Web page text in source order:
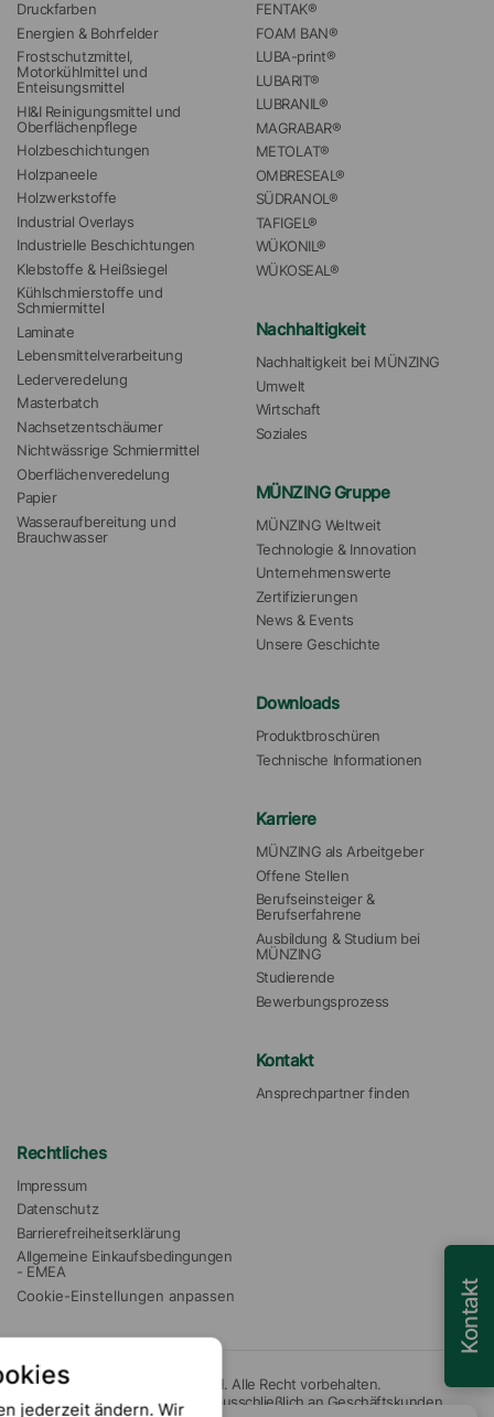
Druckfarben
Energien & Bohrfelder
Frostschutzmittel,
Motorkühlmittel und
Enteisungsmittel
HI&I Reinigungsmittel und
Oberflächenpflege
Holzbeschichtungen
Holzpaneele
Holzwerkstoffe
Industrial Overlays
Industrielle Beschichtungen
Klebstoffe & Heißsiegel
Kühlschmierstoffe und
Schmiermittel
Laminate
Lebensmittelverarbeitung
Lederveredelung
Masterbatch
Nachsetzentschäumer
Nichtwässrige Schmiermittel
Oberflächenveredelung
Papier
Wasseraufbereitung und
Brauchwasser
FENTAK®
FOAM BAN®
LUBA-print®
LUBARIT®
LUBRANIL®
MAGRABAR®
METOLAT®
OMBRESEAL®
SÜDRANOL®
TAFIGEL®
WÜKONIL®
WÜKOSEAL®
Nachhaltigkeit
Nachhaltigkeit bei MÜNZING
Umwelt
Wirtschaft
Soziales
MÜNZING Gruppe
MÜNZING Weltweit
Technologie & Innovation
Unternehmenswerte
Zertifizierungen
News & Events
Unsere Geschichte
Downloads
Produktbroschüren
Technische Informationen
Karriere
MÜNZING als Arbeitgeber
Offene Stellen
Berufseinsteiger &
Berufserfahrene
Ausbildung & Studium bei
MÜNZING
Studierende
Bewerbungsprozess
Kontakt
Ansprechpartner finden
Rechtliches
Impressum
Datenschutz
Barrierefreiheitserklärung
Allgemeine Einkaufsbedingungen
- EMEA
Cookie-Einstellungen anpassen
© 2026 Münzing Chemie GmbH. Alle Recht vorbehalten.
Unsere Angebote richten sich ausschließlich an Geschäftskunden.
Kontakt
jederzeit ändern. Wir